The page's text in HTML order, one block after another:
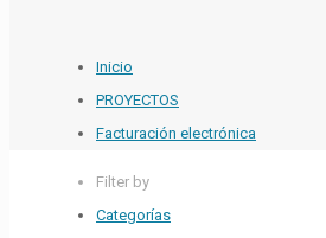
Inicio
PROYECTOS
Facturación electrónica
Filter by
Categorías